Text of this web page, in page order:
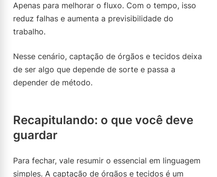
Apenas para melhorar o fluxo. Com o tempo, isso
reduz falhas e aumenta a previsibilidade do
trabalho.
Nesse cenário, captação de órgãos e tecidos deixa
de ser algo que depende de sorte e passa a
depender de método.
Recapitulando: o que você deve
guardar
Para fechar, vale resumir o essencial em linguagem
simples. A captação de órgãos e tecidos é um